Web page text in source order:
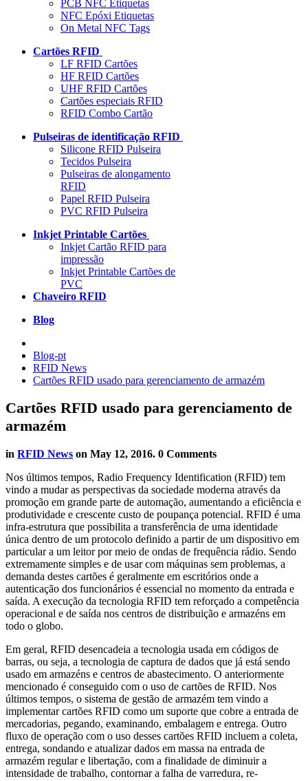
PCB NFC Etiquetas
NFC Epóxi Etiquetas
On Metal NFC Tags
Cartões RFID
LF RFID Cartões
HF RFID Cartões
UHF RFID Cartões
Cartões especiais RFID
RFID Combo Cartão
Pulseiras de identificação RFID
Silicone RFID Pulseira
Tecidos Pulseira
Pulseiras de alongamento
RFID
Papel RFID Pulseira
PVC RFID Pulseira
Inkjet Printable Cartões
Inkjet Cartão RFID para
impressão
Inkjet Printable Cartões de
PVC
Chaveiro RFID
Blog
Blog-pt
RFID News
Cartões RFID usado para gerenciamento de armazém
Cartões RFID usado para gerenciamento de
armazém
in RFID News on May 12, 2016. 0 Comments
Nos últimos tempos, Radio Frequency Identification (RFID) tem
vindo a mudar as perspectivas da sociedade moderna através da
promoção em grande parte de automação, aumentando a eficiência e
produtividade e crescente custo de poupança potencial. RFID é uma
infra-estrutura que possibilita a transferência de uma identidade
única dentro de um protocolo definido a partir de um dispositivo em
particular a um leitor por meio de ondas de frequência rádio. Sendo
extremamente simples e de usar com máquinas sem problemas, a
demanda destes cartões é geralmente em escritórios onde a
autenticação dos funcionários é essencial no momento da entrada e
saída. A execução da tecnologia RFID tem reforçado a competência
operacional e de saída nos centros de distribuição e armazéns em
todo o globo.
Em geral, RFID desencadeia a tecnologia usada em códigos de
barras, ou seja, a tecnologia de captura de dados que já está sendo
usado em armazéns e centros de abastecimento. O anteriormente
mencionado é conseguido com o uso de cartões de RFID. Nos
últimos tempos, o sistema de gestão de armazém tem vindo a
implementar cartões RFID como um suporte que cobre a entrada de
mercadorias, pegando, examinando, embalagem e entrega. Outro
fluxo de operação com o uso desses cartões RFID incluem a coleta,
entrega, sondando e atualizar dados em massa na entrada de
armazém regular e libertação, com a finalidade de diminuir a
intensidade de trabalho, contornar a falha de varredura, re-